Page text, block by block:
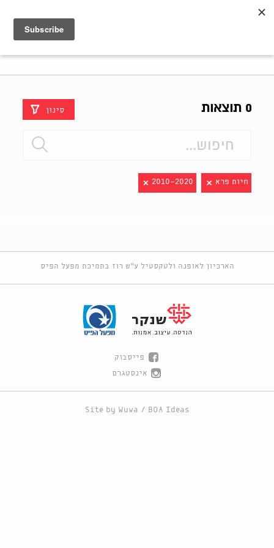
0 תוצאות סינון
חיות פרא 2010-2020
הארכיון לאופנה ולטקסטיל ע"ש רוז בתמיכת מפעל הפיס
פייסבוק
אינסטגרם
Site by Wuwa / BOA Ideas